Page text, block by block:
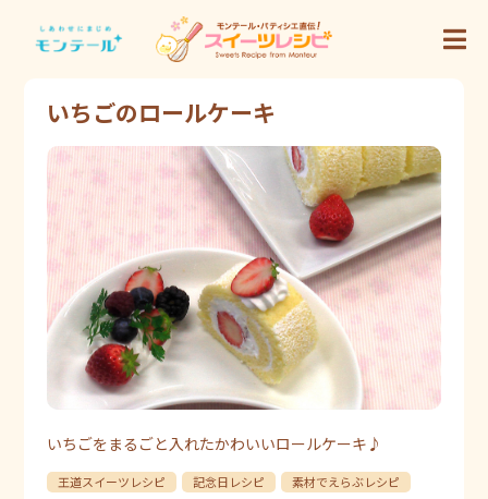
いちごのロールケーキ
いちごをまるごと入れたかわいいロールケーキ♪
王道スイーツレシピ 記念日レシピ 素材でえらぶレシピ